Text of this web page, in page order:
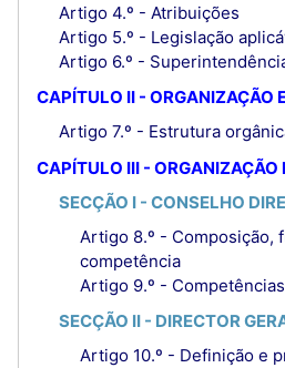
Artigo 4.º - Atribuições
Artigo 5.º - Legislação
Artigo 6.º -
CAPÍTULO II - ORGANIZAÇÃO
Artigo 7.º - Estrutura
CAPÍTULO III - ORGANIZAÇÃO
SECÇÃO I - CONSELHO
Artigo 8.º - Composição,
competência
Artigo 9.º - Competências
SECÇÃO II - DIRECTOR
Artigo 10.º - Definição e